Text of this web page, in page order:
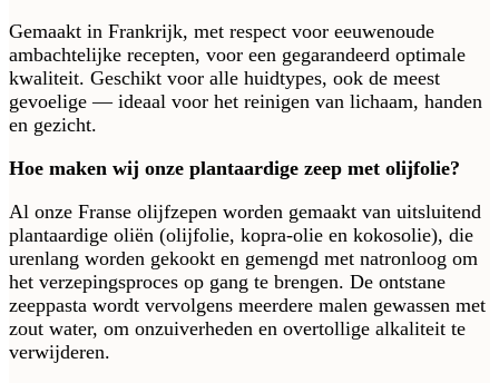
Gemaakt in Frankrijk, met respect voor eeuwenoude
ambachtelijke recepten, voor een gegarandeerd optimale
kwaliteit. Geschikt voor alle huidtypes, ook de meest
gevoelige — ideaal voor het reinigen van lichaam, handen
en gezicht.
Hoe maken wij onze plantaardige zeep met olijfolie?
Al onze Franse olijfzepen worden gemaakt van uitsluitend
plantaardige oliën (olijfolie, kopra-olie en kokosolie), die
urenlang worden gekookt en gemengd met natronloog om
het verzepingsproces op gang te brengen. De ontstane
zeeppasta wordt vervolgens meerdere malen gewassen met
zout water, om onzuiverheden en overtollige alkaliteit te
verwijderen.